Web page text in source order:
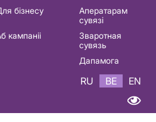
бізнесу
Аператарам
сувязі
кампаніі
Зваротная
сувязь
Дапамога
RU BE EN